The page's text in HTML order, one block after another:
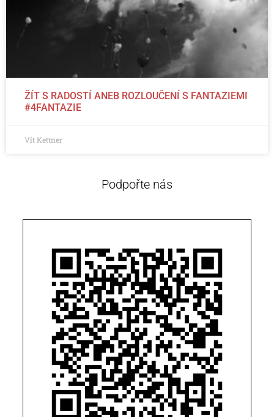
ŽÍT S RADOSTÍ ANEB ROZLOUČENÍ S FANTAZIEMI
#4FANTAZIE
Vít Kettner
Podpořte nás